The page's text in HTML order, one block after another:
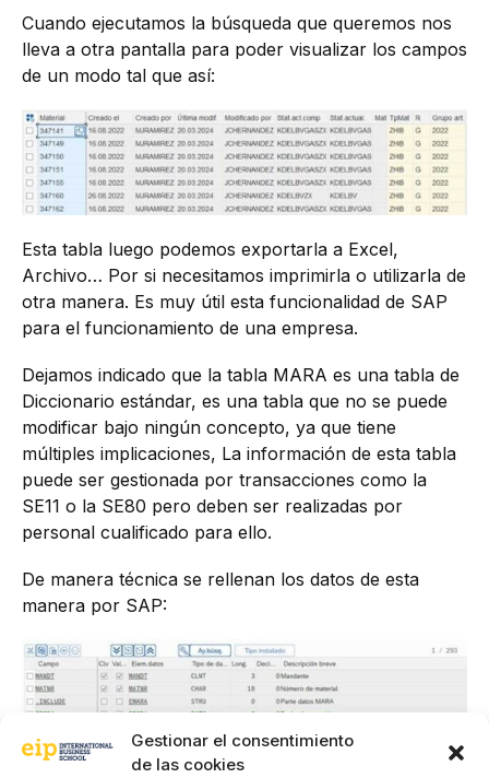
Gestionar el consentimiento
de las cookies
Cuando ejecutamos la búsqueda que queremos nos
lleva a otra pantalla para poder visualizar los campos
de un modo tal que así:
Esta tabla luego podemos exportarla a Excel,
Archivo… Por si necesitamos imprimirla o utilizarla de
otra manera. Es muy útil esta funcionalidad de SAP
para el funcionamiento de una empresa.
Dejamos indicado que la tabla MARA es una tabla de
Diccionario estándar, es una tabla que no se puede
modificar bajo ningún concepto, ya que tiene
múltiples implicaciones, La información de esta tabla
puede ser gestionada por transacciones como la
SE11 o la SE80 pero deben ser realizadas por
personal cualificado para ello.
De manera técnica se rellenan los datos de esta
manera por SAP: